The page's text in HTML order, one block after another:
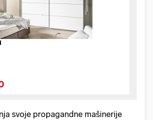
svoje propagandne mašinerije